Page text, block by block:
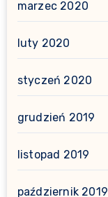
marzec 2020
luty 2020
styczeń 2020
grudzień 2019
listopad 2019
październik 2019